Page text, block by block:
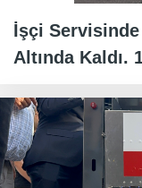
İşçi Servisinde
Altında Kaldı.